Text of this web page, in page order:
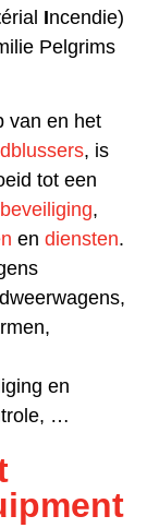
érial Incendie)
Pelgrims
van en het
, is
tot een
,
en diensten.
en
…